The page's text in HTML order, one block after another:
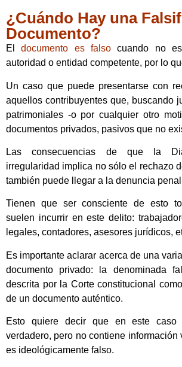
¿Cuándo Hay una
Documento?
Eldocumento es falso cuando no
autoridad o entidad competente, por lo
Un caso que puede presentarse con
aquellos contribuyentes que, buscando
patrimoniales -o por cualquier otro
documentos privados, pasivos que no
Las consecuencias de que la
irregularidad implica no sólo el rechazo
también puede llegar a la denuncia
Tienen que ser consciente de esto
suelen incurrir en este delito:
legales, contadores, asesores jurídicos,
Es importante aclarar acerca de una
documento privado: la denominada
descrita por la Corte constitucional
de un documento auténtico.
Esto quiere decir que en este caso
verdadero, pero no contiene información
es ideológicamente falso.